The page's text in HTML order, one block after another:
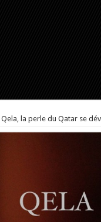
Qela, la perle du Qatar se